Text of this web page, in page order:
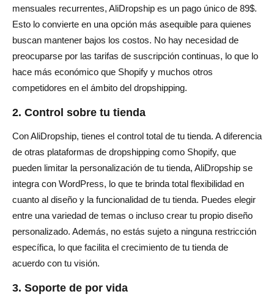
mensuales recurrentes, AliDropship es un pago único de 89$.
Esto lo convierte en una opción más asequible para quienes
buscan mantener bajos los costos. No hay necesidad de
preocuparse por las tarifas de suscripción continuas, lo que lo
hace más económico que Shopify y muchos otros
competidores en el ámbito del dropshipping.
2. Control sobre tu tienda
Con AliDropship, tienes el control total de tu tienda. A diferencia
de otras plataformas de dropshipping como Shopify, que
pueden limitar la personalización de tu tienda, AliDropship se
integra con WordPress, lo que te brinda total flexibilidad en
cuanto al diseño y la funcionalidad de tu tienda. Puedes elegir
entre una variedad de temas o incluso crear tu propio diseño
personalizado. Además, no estás sujeto a ninguna restricción
específica, lo que facilita el crecimiento de tu tienda de
acuerdo con tu visión.
3. Soporte de por vida